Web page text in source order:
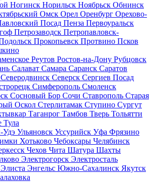
Ногинск Норильск Ноябрьск Обнинск
Омск Орел Оренбург Орехово-
Посад Пенза Первоуральск
Петрозаводск Петропавловск-
Прокопьевск Протвино Псков
Реутов Ростов-на-Дону Рубцовск
Салават Самара Саранск Саратов
Северодвинск Северск Сергиев Посад
Симферополь Смоленск
Сосновый Бор Сочи Ставрополь Старая
Оскол Стерлитамак Ступино Сургут
Таганрог Тамбов Тверь Тольятти
Тула
Удэ Ульяновск Уссурийск Уфа Фрязино
Хотьково Чебоксары Челябинск
Чехов Чита Шатура Шахты
Электрогорск Электросталь
Элиста Энгельс Южно-Сахалинск Якутск